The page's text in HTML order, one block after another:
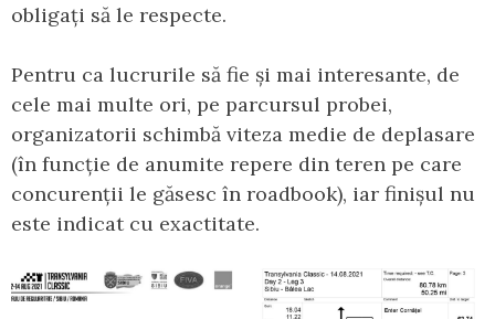
obligați să le respecte.
Pentru ca lucrurile să fie și mai interesante, de
cele mai multe ori, pe parcursul probei,
organizatorii schimbă viteza medie de deplasare
(în funcție de anumite repere din teren pe care
concurenții le găsesc în roadbook), iar finișul nu
este indicat cu exactitate.